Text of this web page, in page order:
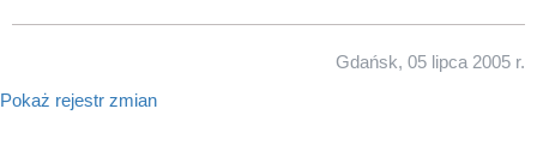
Gdańsk, 05 lipca 2005 r.
Pokaż rejestr zmian